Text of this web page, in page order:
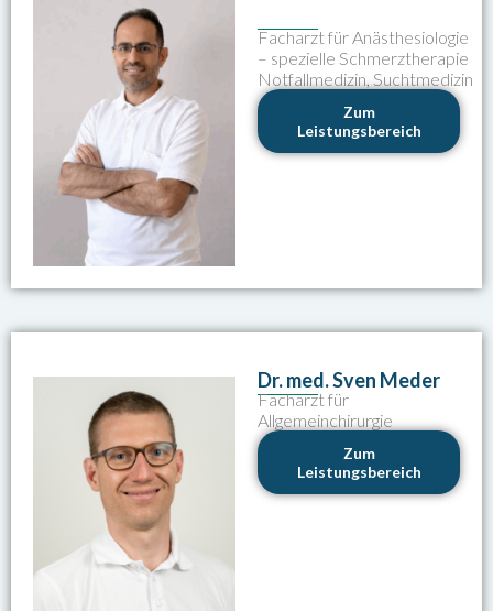
Facharzt für Anästhesiologie
– spezielle Schmerztherapie
Notfallmedizin, Suchtmedizin
Zum
Leistungsbereich
Dr. med. Sven Meder
Facharzt für
Allgemeinchirurgie
Zum
Leistungsbereich